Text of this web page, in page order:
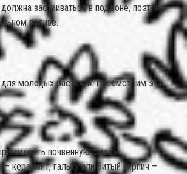
застаиваться в поддоне, поэтому
поливе.
молодых растений. Рассмотрим эти
почвенную смесь
керамзит, гальку или битый кирпич –